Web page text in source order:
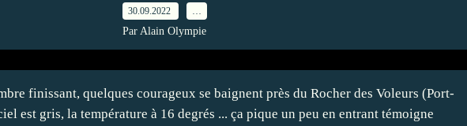
30.09.2022 …
Par Alain Olympie
finissant, quelques courageux se baignent près du Rocher des Voleurs (Port-
est gris, la température à 16 degrés ... ça pique un peu en entrant témoigne